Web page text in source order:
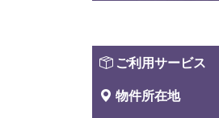
ご利用サービス
物件所在地